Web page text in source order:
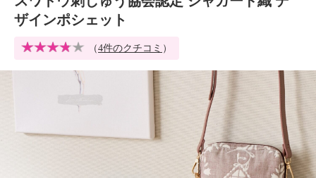
ザインポシェット
（4件のクチコミ ）